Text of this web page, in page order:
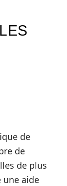
de
de
de plus
une aide